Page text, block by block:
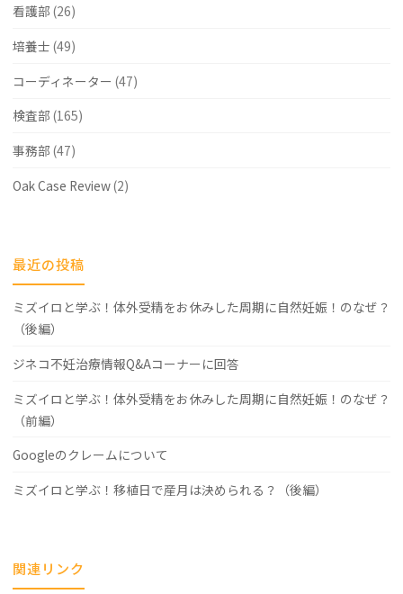
看護部 (26)
培養士 (49)
コーディネーター (47)
検査部 (165)
事務部 (47)
Oak Case Review(2)
最近の投稿
ミズイロと学ぶ！体外受精をお休みした周期に自然妊娠！のなぜ？
（後編）
ジネコ不妊治療情報Q&Aコーナーに回答
ミズイロと学ぶ！体外受精をお休みした周期に自然妊娠！のなぜ？
（前編）
Googleのクレームについて
ミズイロと学ぶ！移植日で産月は決められる？（後編）
関連リンク